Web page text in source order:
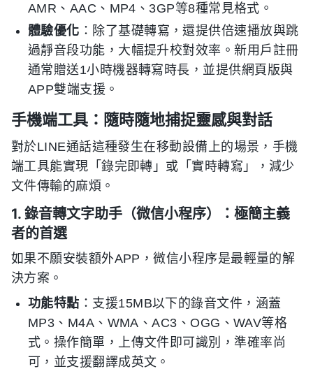
AMR、AAC、MP4、3GP等8種常見格式。
體驗優化 ：除了基礎轉寫，還提供倍速播放與跳
過靜音段功能，大幅提升校對效率。新用戶註冊
通常贈送1小時機器轉寫時長，並提供網頁版與
APP雙端支援。
手機端工具：隨時隨地捕捉靈感與對話
對於LINE通話這種發生在移動設備上的場景，手機
端工具能實現「錄完即轉」或「實時轉寫」，減少
文件傳輸的麻煩。
1. 錄音轉文字助手（微信小程序）：極簡主義
者的首選
如果不願安裝額外APP，微信小程序是最輕量的解
決方案。
功能特點 ：支援15MB以下的錄音文件，涵蓋
MP3、M4A、WMA、AC3、OGG、WAV等格
式。操作簡單，上傳文件即可識別，準確率尚
可，並支援翻譯成英文。